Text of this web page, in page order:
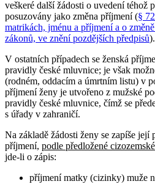
veškeré další žádosti o uvedení téhož
posuzovány jako změna příjmení (§
matrikách, jménu a příjmení a o
zákonů, ve znění pozdějších předpisů).
V ostatních případech se ženská
pravidly české mluvnice; je však
(rodném, oddacím a úmrtním listu) v
příjmení ženy je utvořeno z mužské
pravidly české mluvnice, čímž se
s úřady v zahraničí.
Na základě žádosti ženy se zapíše její
příjmení, podle předložené
jde-li o zápis:
příjmení matky (cizinky) muže